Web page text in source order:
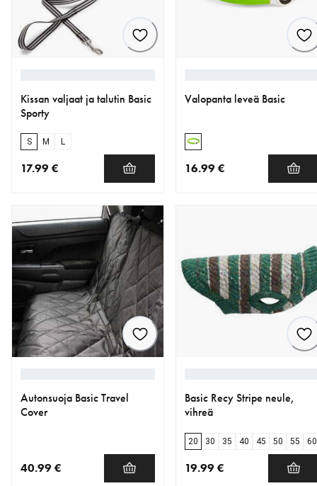
Kissan valjaat ja talutin Basic
Sporty
S M L
17.99 €
Valopanta leveä Basic
16.99 €
Autonsuoja Basic Travel
Cover
40.99 €
Basic Recy Stripe neule,
vihreä
20 30 35 40 45 50 55 60
19.99 €